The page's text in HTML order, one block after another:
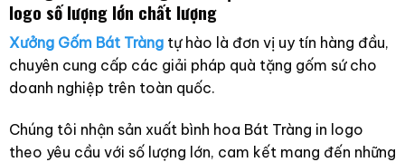
logo số lượng lớn chất lượng
Xưởng Gốm Bát Tràngtự hào là đơn vị uy tín hàng đầu,
chuyên cung cấp các giải pháp quà tặng gốm sứ cho
doanh nghiệp trên toàn quốc.
Chúng tôi nhận sản xuất bình hoa Bát Tràng in logo
theo yêu cầu với số lượng lớn, cam kết mang đến những